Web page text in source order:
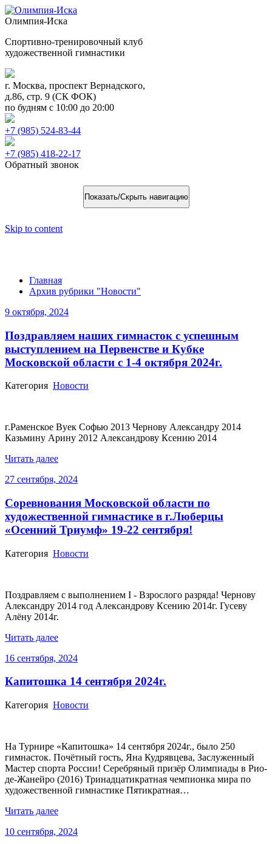
Олимпия-Иска
Спортивно-тренировочный клуб
художественной гимнастики
г. Москва, проспект Вернадского,
д.86, стр. 9 (СК ФОК)
по будням с 10:00 до 20:00
+7 (985) 524-83-44
+7 (985) 418-22-17
Обратный звонок
Показать/Скрыть навигацию
Skip to content
Главная
Архив рубрики "Новости"
9 октября, 2024
Поздравляем наших гимнасток с успешным
выступлением на Первенстве и Кубке
Московской области с 1-4 октября 2024г.
Категория Новости
г.Раменское Вуек Софью 2013 Чернову Александру 2014
Казьмину Арину 2012 Александрову Ксению 2014
Читать далее
27 сентября, 2024
Соревнования Московской области по
художественной гимнастике в г.Люберцы
«Осенний Триумф» 19-22 сентября!
Категория Новости
Поздравляем с выполнением I - Взрослого разряда! Чернову
Александру 2014 год Александрову Ксению 2014г. Гусеву
Алёну 2014г.
Читать далее
16 сентября, 2024
Капитошка 14 сентября 2024г.
Категория Новости
На Турнире «Капитошка» 14 сентября 2024г., было 250
гимнасток. Почётный гость, Яна Кудрявцева, Заслуженный
Мастер спорта России! Серебряный призёр Олимпиады в Рио-
де-Жанейро (2016) Тринадцатикратная чемпионка мира по
художественной гимнастике Пятикратная…
Читать далее
10 сентября, 2024